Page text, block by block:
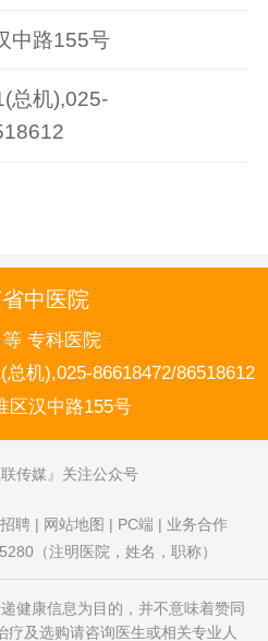
中路155号
总机),025-
中医院
专科医院
总机),025-86618472/86518612
区汉中路155号
传媒 关注公众号
聘| 网站地图 | PC端| 业务合作
（注明医院，姓名，职称）
健康信息为目的，并不意味着赞同
及选购请咨询医生或相关专业人